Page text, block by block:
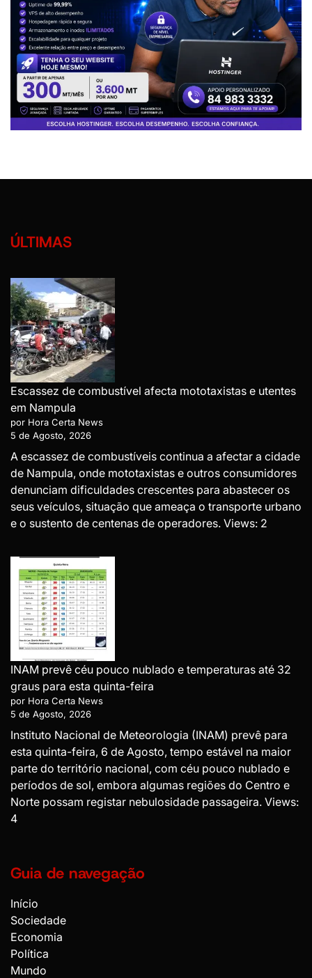
ÚLTIMAS
Escassez de combustível afecta mototaxistas e utentes
em Nampula
por Hora Certa News
5 de Agosto, 2026
A escassez de combustíveis continua a afectar a cidade
de Nampula, onde mototaxistas e outros consumidores
denunciam dificuldades crescentes para abastecer os
seus veículos, situação que ameaça o transporte urbano
e o sustento de centenas de operadores. Views: 2
INAM prevê céu pouco nublado e temperaturas até 32
graus para esta quinta-feira
por Hora Certa News
5 de Agosto, 2026
Instituto Nacional de Meteorologia (INAM) prevê para
esta quinta-feira, 6 de Agosto, tempo estável na maior
parte do território nacional, com céu pouco nublado e
períodos de sol, embora algumas regiões do Centro e
Norte possam registar nebulosidade passageira. Views:
4
Guia de navegação
Início
Sociedade
Economia
Política
Mundo